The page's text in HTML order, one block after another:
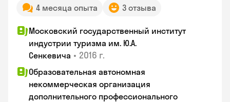
4 месяца опыта
3 отзыва
Московский государственный институт
индустрии туризма им. Ю.А.
Сенкевича • 2016 г.
Образовательная автономная
некоммерческая организация
дополнительного профессионального